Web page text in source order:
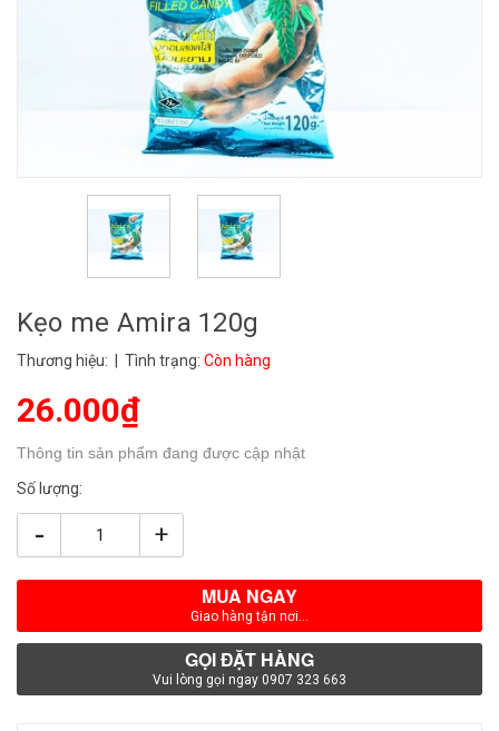
Kẹo me Amira 120g
Thương hiệu: | Tình trạng: Còn hàng
26.000₫
Thông tin sản phẩm đang được cập nhật
Số lượng:
- +
MUA NGAY
Giao hàng tận nơi...
GỌI ĐẶT HÀNG
Vui lòng gọi ngay 0907 323 663